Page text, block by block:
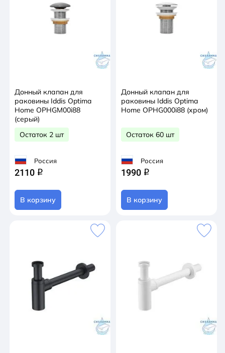
Донный клапан для
раковины Iddis Optima
Home OPHGM00i88
(серый)
Остаток 2 шт
Россия
2110 q
В корзину
Донный клапан для
раковины Iddis Optima
Home OPHG000i88 (хром)
Остаток 60 шт
Россия
1990 q
В корзину